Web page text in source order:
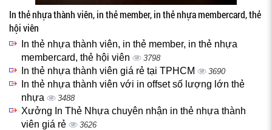
In thẻ nhựa thành viên, in thẻ member, in thẻ nhựa membercard, thẻ
hội viên
In thẻ nhựa thành viên, in thẻ member, in thẻ nhựa
membercard, thẻ hội viên
3798
In thẻ nhựa thành viên giá rẻ tại TPHCM 3690
In thẻ nhựa thành viên với in offset số lượng lớn thẻ
nhựa
3488
Xưởng In Thẻ Nhựa chuyên nhận in thẻ nhựa thành
viên giá rẻ
3626